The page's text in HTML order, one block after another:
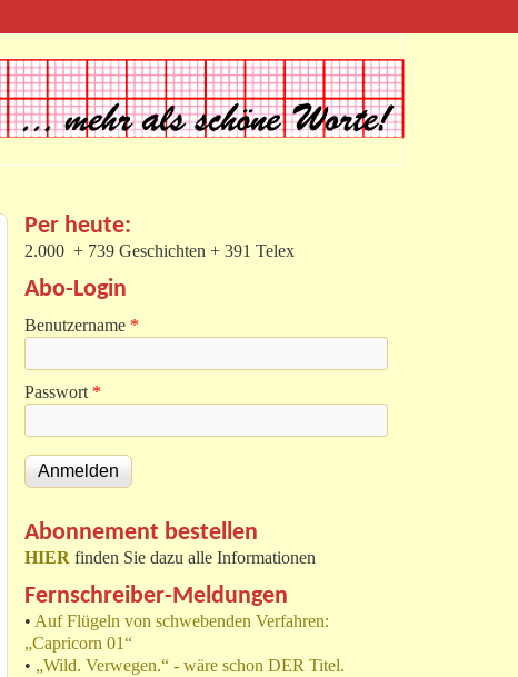
Per heute:
2.000 + 739 Geschichten + 391 Telex
Abo-Login
Benutzername *
Passwort *
Abonnement bestellen
HIER finden Sie dazu alle Informationen
Fernschreiber-Meldungen
• Auf Flügeln von schwebenden Verfahren:
„Capricorn 01“
• „Wild. Verwegen.“ - wäre schon DER Titel.